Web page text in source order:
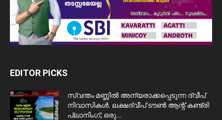
EDITOR PICKS
സ്വന്തം മണ്ണിൽ അന്യരാക്കപ്പെടുന്ന ദ്വീപ്
നിവാസികൾ. ലക്ഷദ്വീപ് ടൗൺ ആന്റ് കണ്ട്രി
പ്ലാനിംഗ്; ഒരു...